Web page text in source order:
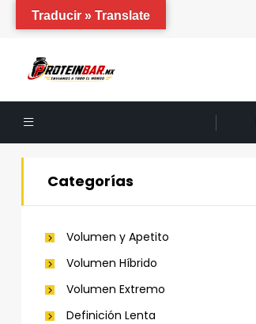
Categorías
Volumen y Apetito
Volumen Híbrido
Volumen Extremo
Definición Lenta
Traducir » Translate